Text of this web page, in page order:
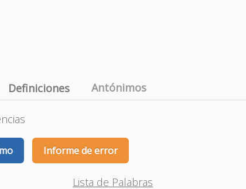
Definiciones Antónimos
Informe de error
Lista de Palabras